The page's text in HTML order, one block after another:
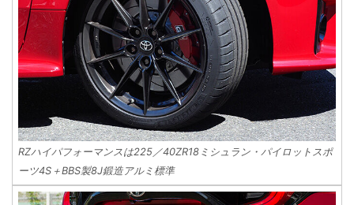
RZハイパフォーマンスは225／40ZR18ミシュラン・パイロットスポ
ーツ4S＋BBS製8J鍛造アルミ標準